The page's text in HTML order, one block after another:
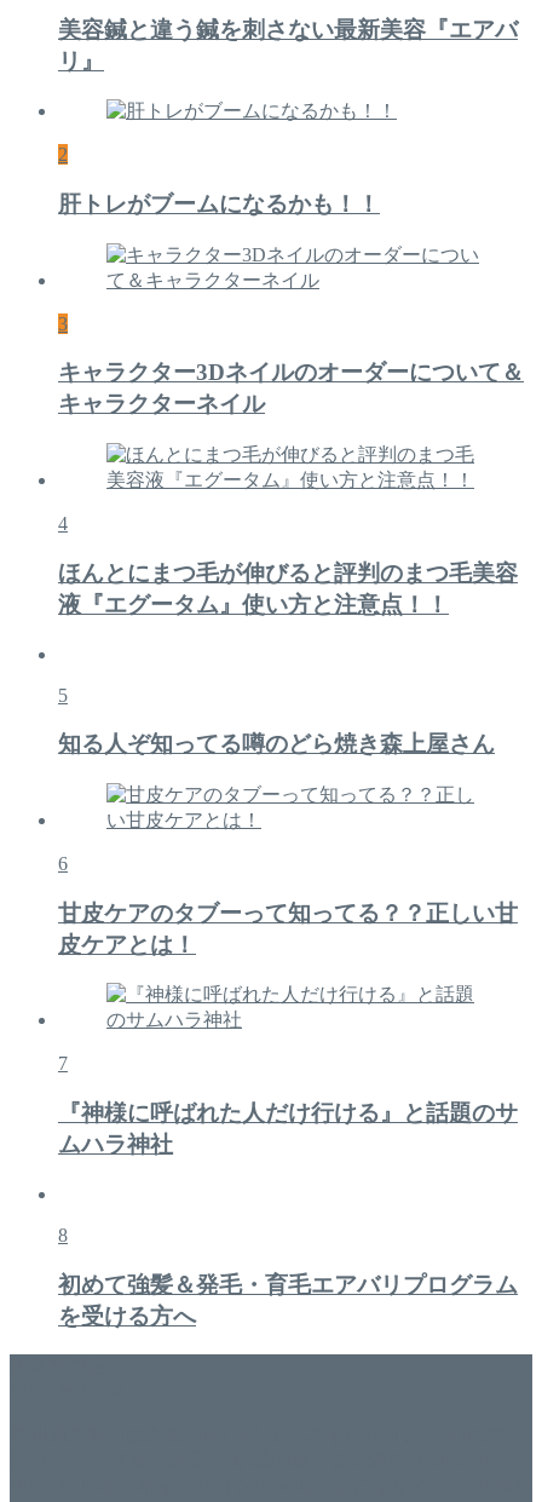
美容鍼と違う鍼を刺さない最新美容『エアバ
リ』
2
肝トレがブームになるかも！！
3
キャラクター3Dネイルのオーダーについて＆
キャラクターネイル
4
ほんとにまつ毛が伸びると評判のまつ毛美容
液『エグータム』使い方と注意点！！
5
知る人ぞ知ってる噂のどら焼き森上屋さん
6
甘皮ケアのタブーって知ってる？？正しい甘
皮ケアとは！
7
『神様に呼ばれた人だけ行ける』と話題のサ
ムハラ神社
8
初めて強髪＆発毛・育毛エアバリプログラム
を受ける方へ